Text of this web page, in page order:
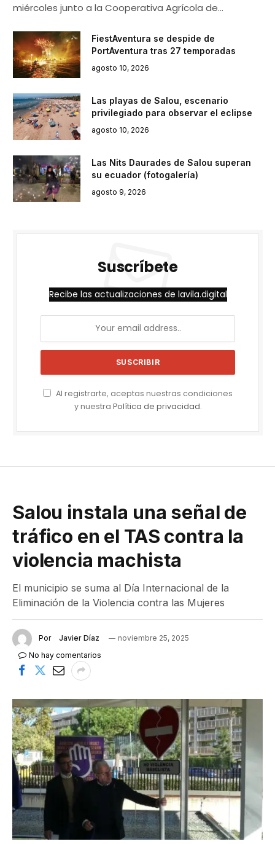
miércoles junto a la Cooperativa Agrícola de…
FiestAventura se despide de
PortAventura tras 27 temporadas
agosto 10, 2026
Las playas de Salou, escenario
privilegiado para observar el eclipse
agosto 10, 2026
Las Nits Daurades de Salou superan
su ecuador (fotogalería)
agosto 9, 2026
Suscríbete
Recibe las actualizaciones de lavila.digital
Al registrarte, aceptas nuestras condiciones
y nuestra Política de privacidad.
Salou instala una señal de
tráfico en el TAS contra la
violencia machista
El municipio se suma al Día Internacional de la
Eliminación de la Violencia contra las Mujeres
Por Javier Díaz
noviembre 25, 2025
No hay comentarios